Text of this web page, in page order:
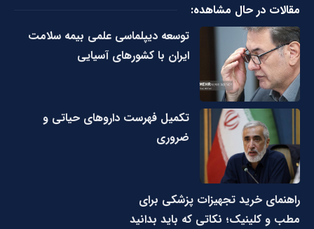
مقالات در حال مشاهده:
توسعه دیپلماسی علمی بیمه سلامت
ایران با کشورهای آسیایی
تکمیل فهرست داروهای حیاتی و
ضروری
راهنمای خرید تجهیزات پزشکی برای
مطب و کلینیک؛ نکاتی که باید بدانید